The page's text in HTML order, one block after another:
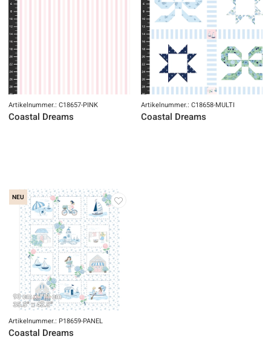
Artikelnummer.: C18657-PINK
Coastal Dreams
Artikelnummer.: C18658-MULTI
Coastal Dreams
NEU
Artikelnummer.: P18659-PANEL
Coastal Dreams